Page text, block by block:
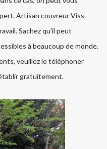
Artisan couvreur Viss
Sachez qu'il peut
à beaucoup de monde.
veuillez le téléphoner
gratuitement.